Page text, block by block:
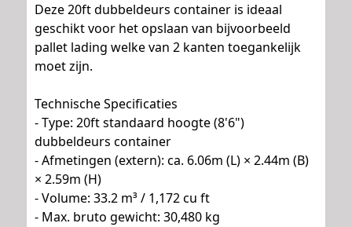
Deze 20ft dubbeldeurs container is ideaal
geschikt voor het opslaan van bijvoorbeeld
pallet lading welke van 2 kanten toegankelijk
moet zijn.
Technische Specificaties
- Type: 20ft standaard hoogte (8'6")
dubbeldeurs container
- Afmetingen (extern): ca. 6.06m (L) × 2.44m (B)
× 2.59m (H)
- Volume: 33.2 m³ / 1,172 cu ft
- Max. bruto gewicht: 30,480 kg